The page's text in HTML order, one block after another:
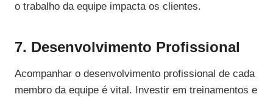
o trabalho da equipe impacta os clientes.
7. Desenvolvimento Profissional
Acompanhar o desenvolvimento profissional de cada
membro da equipe é vital. Investir em treinamentos e